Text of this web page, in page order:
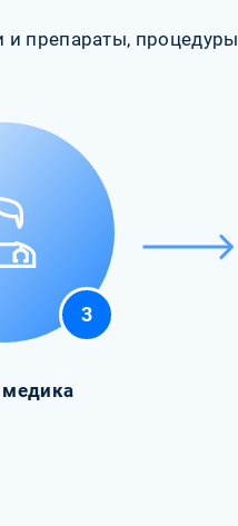
препараты, процедуры
3